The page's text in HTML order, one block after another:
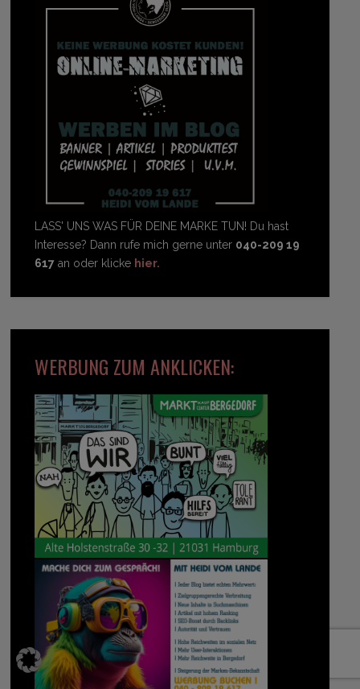
LASS' UNS WAS FÜR DEINE MARKE TUN! Du hast
Interesse? Dann rufe mich gerne unter 040-209 19
617 an oder klicke hier.
WERBUNG ZUM ANKLICKEN: